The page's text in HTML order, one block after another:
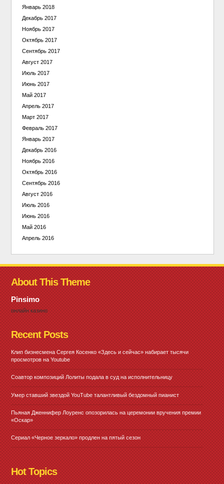
Январь 2018
Декабрь 2017
Ноябрь 2017
Октябрь 2017
Сентябрь 2017
Август 2017
Июль 2017
Июнь 2017
Май 2017
Апрель 2017
Март 2017
Февраль 2017
Январь 2017
Декабрь 2016
Ноябрь 2016
Октябрь 2016
Сентябрь 2016
Август 2016
Июль 2016
Июнь 2016
Май 2016
Апрель 2016
About This Theme
Pinsimo
онлайн казино
Recent Posts
Клип бизнесмена Сергея Косенко «Здесь и сейчас» набирает тысячи
просмотров на Youtube
Соавтор композиций Лолиты подала в суд на исполнительницу
Умер ставший звездой YouTube талантливый бездомный пианист
Пьяная Дженнифер Лоуренс опозорилась на церемонии вручения премии
«Оскар»
Сериал «Черное зеркало» продлен на пятый сезон
Hot Topics